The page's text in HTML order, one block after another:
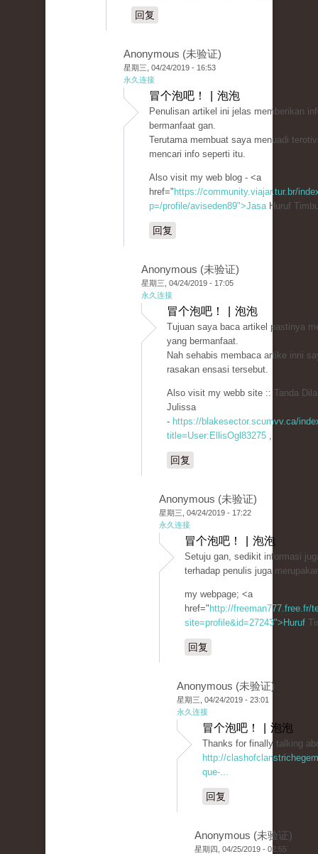
回复
Anonymous (未验证)
星期三, 04/24/2019 - 16:53
永久连接
冒个泡吧！ | 泡泡
Penulisan artikel ini jelas memberikan
bermanfaat gan.
Terutama membuat saya menuadi
mencari info seperti itu.
Also visit my web blog - <a
href=" https://community.viajar.tur.br/
p=/profile/aviseden89">JasaHuruf
回复
Anonymous (未验证)
星期三, 04/24/2019 - 17:05
永久连接
冒个泡吧！ | 泡泡
Tujuan saya baca artikel pastinya
yang bermanfaat.
Nah sehabis membaca artike inni
rasakan ensasi tersebut.
Also visit my webb site :: Tanda
Julissa
- https://blakesector.scumvv.ca/
title=User:EllisOgl83275 ,
回复
Anonymous (未验证)
星期三, 04/24/2019 - 17:22
永久连接
冒个泡吧！ | 泡泡
Setuju gan, sedikit informasi
terhadap penulis juga
my webpage; <a
href=" http://freeman777.free.fr/
site=profile&id=27243">Huruf
回复
Anonymous (未验证)
星期三, 04/24/2019 - 23:01
永久连接
冒个泡吧！ | 泡泡
Thanks for finally talking
http://
que-...
回复
Anonymous (未验证)
星期四, 04/25/2019 - 02:55